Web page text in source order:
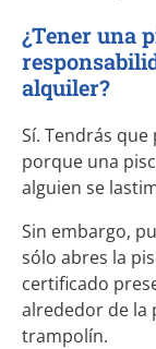
¿Tener una
alquiler?
Sí. Tendrás
porque una
alguien se
Sin embargo,
sólo abres la
certificado
alrededor de la
trampolín.